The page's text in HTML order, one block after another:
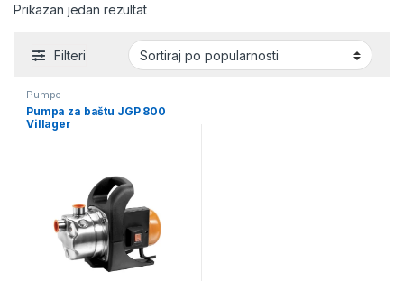
Prikazan jedan rezultat
Filteri
Pumpe
Pumpa za baštu JGP 800
Villager